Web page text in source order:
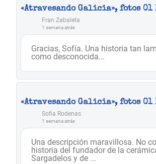
«Atravesando Galicia», fotos 01
Fran Zabaleta
1 semana atrás
Gracias, Sofía. Una historia tan
como desconocida...
«Atravesando Galicia», fotos 01
Sofia Rodenas
1 semana atrás
Una descripción maravillosa. No
historia del fundador de la
Sargadelos y de ...